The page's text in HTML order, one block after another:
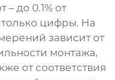
до 0.1% от
цифры. На
зависит от
монтажа,
от соответствия